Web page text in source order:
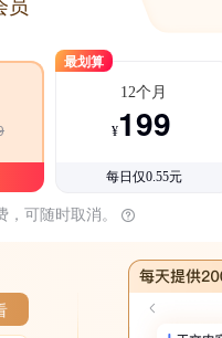
最划算
12个月
¥199
每日仅0.55元
可随时取消。